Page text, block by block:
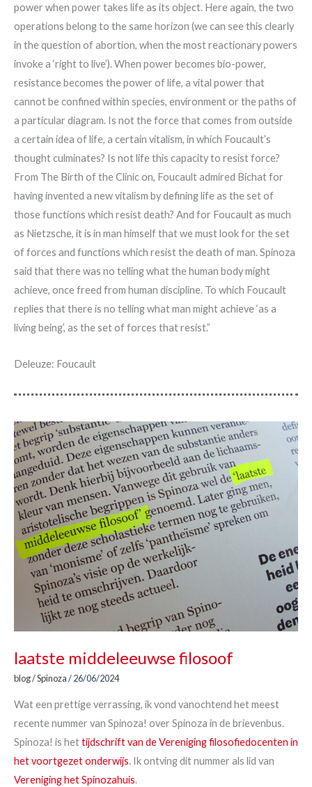
power when power takes life as its object. Here again, the two
operations belong to the same horizon (we can see this clearly
in the question of abortion, when the most reactionary powers
invoke a ‘right to live’). When power becomes bio-power,
resistance becomes the power of life, a vital power that
cannot be confined within species, environment or the paths of
a particular diagram. Is not the force that comes from outside
a certain idea of life, a certain vitalism, in which Foucault’s
thought culminates? Is not life this capacity to resist force?
From The Birth of the Clinic on, Foucault admired Bichat for
having invented a new vitalism by defining life as the set of
those functions which resist death? And for Foucault as much
as Nietzsche, it is in man himself that we must look for the set
of forces and functions which resist the death of man. Spinoza
said that there was no telling what the human body might
achieve, once freed from human discipline. To which Foucault
replies that there is no telling what man might achieve ‘as a
living being’, as the set of forces that resist.”
Deleuze: Foucault
laatste middeleeuwse filosoof
blog/Spinoza/26/06/2024
Wat een prettige verrassing, ik vond vanochtend het meest
recente nummer van Spinoza! over Spinoza in de brievenbus.
Spinoza! is hettijdschrift van de Vereniging filosofiedocenten in
het voortgezet onderwijs. Ik ontving dit nummer als lid van
Vereniging het Spinozahuis.